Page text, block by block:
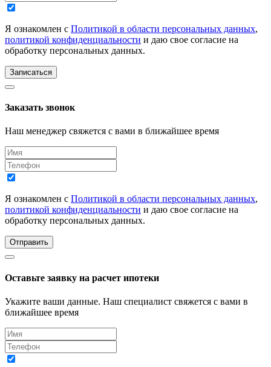
Я ознакомлен с Политикой в области персональных данных,
политикой конфиденциальности и даю свое согласие на
обработку персональных данных.
Записаться
Заказать звонок
Наш менеджер свяжется с вами в ближайшее время
Я ознакомлен с Политикой в области персональных данных,
политикой конфиденциальности и даю свое согласие на
обработку персональных данных.
Отправить
Оставьте заявку на расчет ипотеки
Укажите ваши данные. Наш специалист свяжется с вами в
ближайшее время